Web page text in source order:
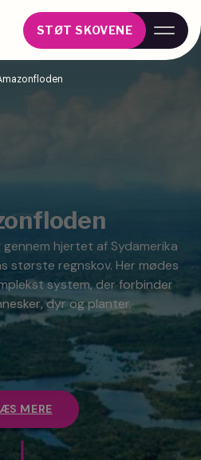
STØT SKOVENE
hjertet af Sydamerika
største regnskov. Her mødes
system, der forbinder
dyr og planter.
MERE